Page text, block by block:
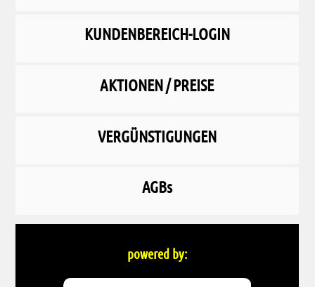
KUNDENBEREICH-LOGIN
AKTIONEN / PREISE
VERGÜNSTIGUNGEN
AGBs
powered by: